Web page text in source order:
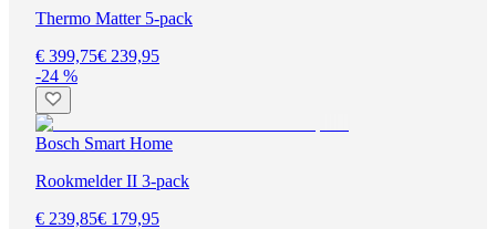
Thermo Matter 5-pack
€ 399,75€ 239,95
-24 %
Bosch Smart Home
Rookmelder II 3-pack
€ 239,85€ 179,95